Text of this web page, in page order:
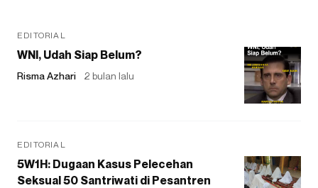
EDITORIAL
WNI, Udah Siap Belum?
Risma Azhari 2 bulan lalu
EDITORIAL
5W1H: Dugaan Kasus Pelecehan
Seksual 50 Santriwati di Pesantren